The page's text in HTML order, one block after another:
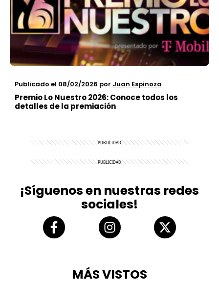
Publicado el 08/02/2026 por Juan Espinoza
Premio Lo Nuestro 2026: Conoce todos los
detalles de la premiación
¡Síguenos en nuestras redes
sociales!
MÁS VISTOS